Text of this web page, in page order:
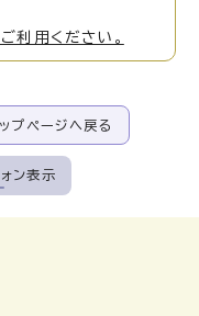
利用ください。
プページへ戻る
ン表示